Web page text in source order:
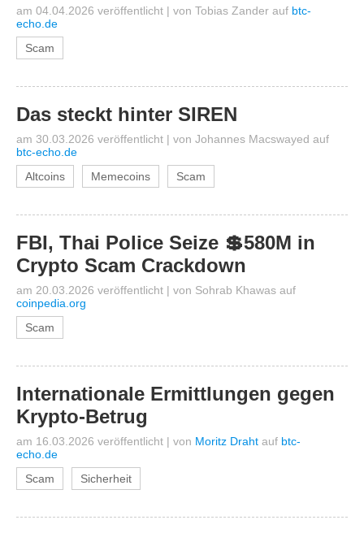
am 04.04.2026 veröffentlicht | von Tobias Zander auf btc-
echo.de
Scam
Das steckt hinter SIREN
am 30.03.2026 veröffentlicht | von Johannes Macswayed auf
btc-echo.de
Altcoins
Memecoins Scam
FBI, Thai Police Seize 💲580M in
Crypto Scam Crackdown
am 20.03.2026 veröffentlicht | von Sohrab Khawas auf
coinpedia.org
Scam
Internationale Ermittlungen gegen
Krypto-Betrug
am 16.03.2026 veröffentlicht | von Moritz Draht auf btc-
echo.de
Scam
Sicherheit